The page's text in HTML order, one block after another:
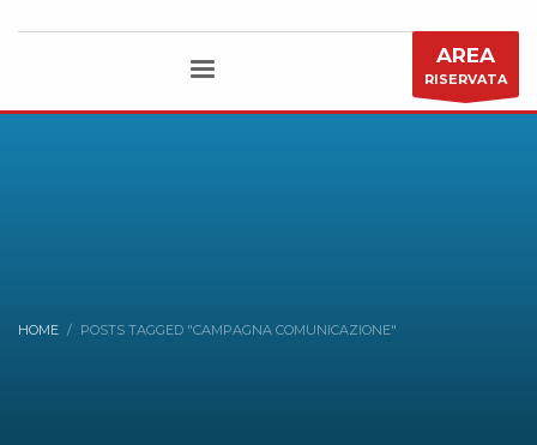
AREA
RISERVATA
HOME POSTS TAGGED "CAMPAGNA COMUNICAZIONE"